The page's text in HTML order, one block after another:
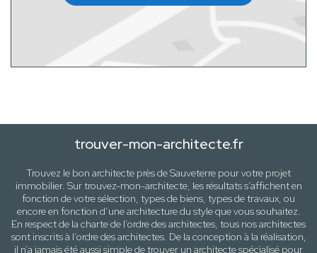
trouver-mon-architecte.fr
Trouvez le bon architecte près deSauveterre pour votre projet
immobilier. Sur trouvez-mon-architecte, les résultats s’affichent en
fonction de votre sélection, types de biens, types de travaux, ou
encore en fonction d’une architecturedu style que vous souhaitez.
En respect de la charte de l’ordre des architectes, tous nos architectes
sont inscrits à l’ordre des architectes. De la conception à la réalisation,
il n’a jamais été aussi simple de trouver un architecte spécialisé pour